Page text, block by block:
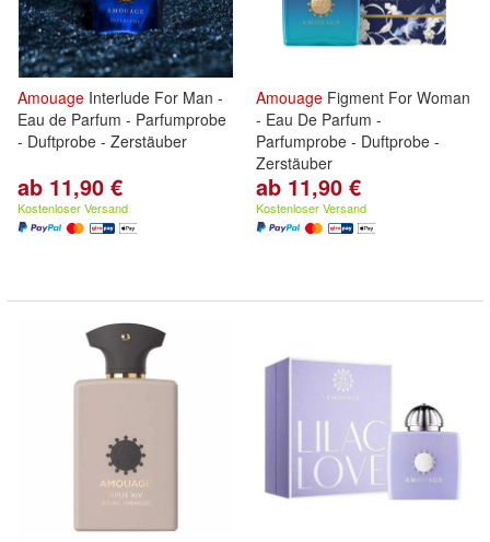
Amouage Interlude For Man -
Eau de Parfum - Parfumprobe
- Duftprobe - Zerstäuber
ab 11,90 €
Kostenloser Versand
Amouage Figment For Woman
- Eau De Parfum -
Parfumprobe - Duftprobe -
Zerstäuber
ab 11,90 €
Kostenloser Versand